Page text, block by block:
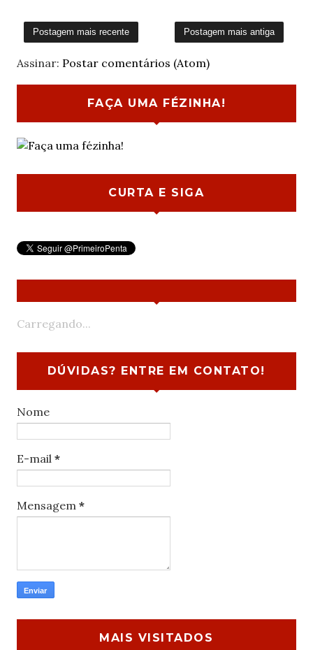
Postagem mais recente Postagem mais antiga
Assinar: Postar comentários (Atom)
FAÇA UMA FÉZINHA!
CURTA E SIGA
Carregando...
DÚVIDAS? ENTRE EM CONTATO!
Nome
E-mail *
Mensagem *
MAIS VISITADOS